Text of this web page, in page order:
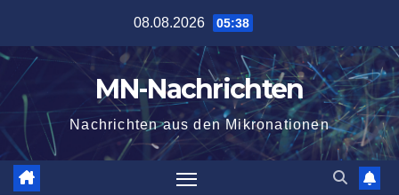
springen
08.08.2026 05:38
MN-Nachrichten
Nachrichten aus den Mikronationen